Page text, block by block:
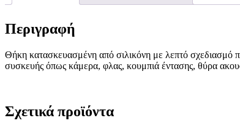
Περιγραφή
Θήκη κατασκευασμένη από σιλικόνη με λεπτό σχεδιασμό
συσκευής όπως κάμερα, φλας, κουμπιά έντασης, θύρα
Σχετικά προϊόντα